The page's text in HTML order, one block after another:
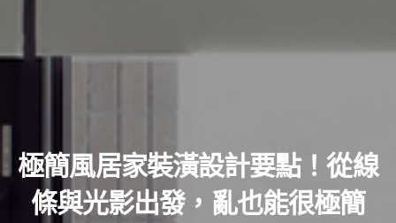
極簡風居家裝潢設計要點！從線
條與光影出發，亂也能很極簡